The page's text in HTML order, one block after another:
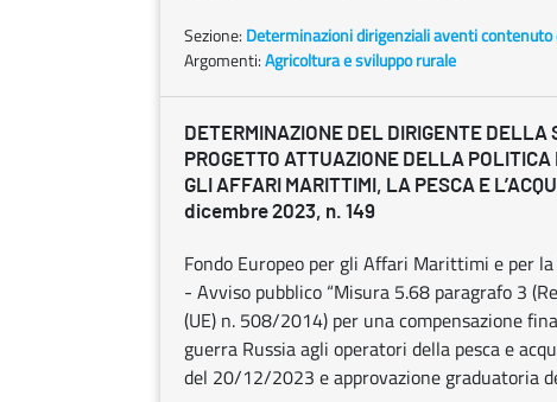
Sezione: Determinazioni dirigenziali aventi
Argomenti:Agricoltura e sviluppo rurale
DETERMINAZIONE DEL DIRIGENTE DELLA
PROGETTO ATTUAZIONE DELLA POLITICA
GLI AFFARI MARITTIMI, LA PESCA E
dicembre 2023, n. 149
Fondo Europeo per gli Affari Marittimi e per
- Avviso pubblico “Misura 5.68 paragrafo 3
(UE) n. 508/2014) per una compensazione
guerra Russia agli operatori della pesca e
del 20/12/2023 e approvazione graduatoria